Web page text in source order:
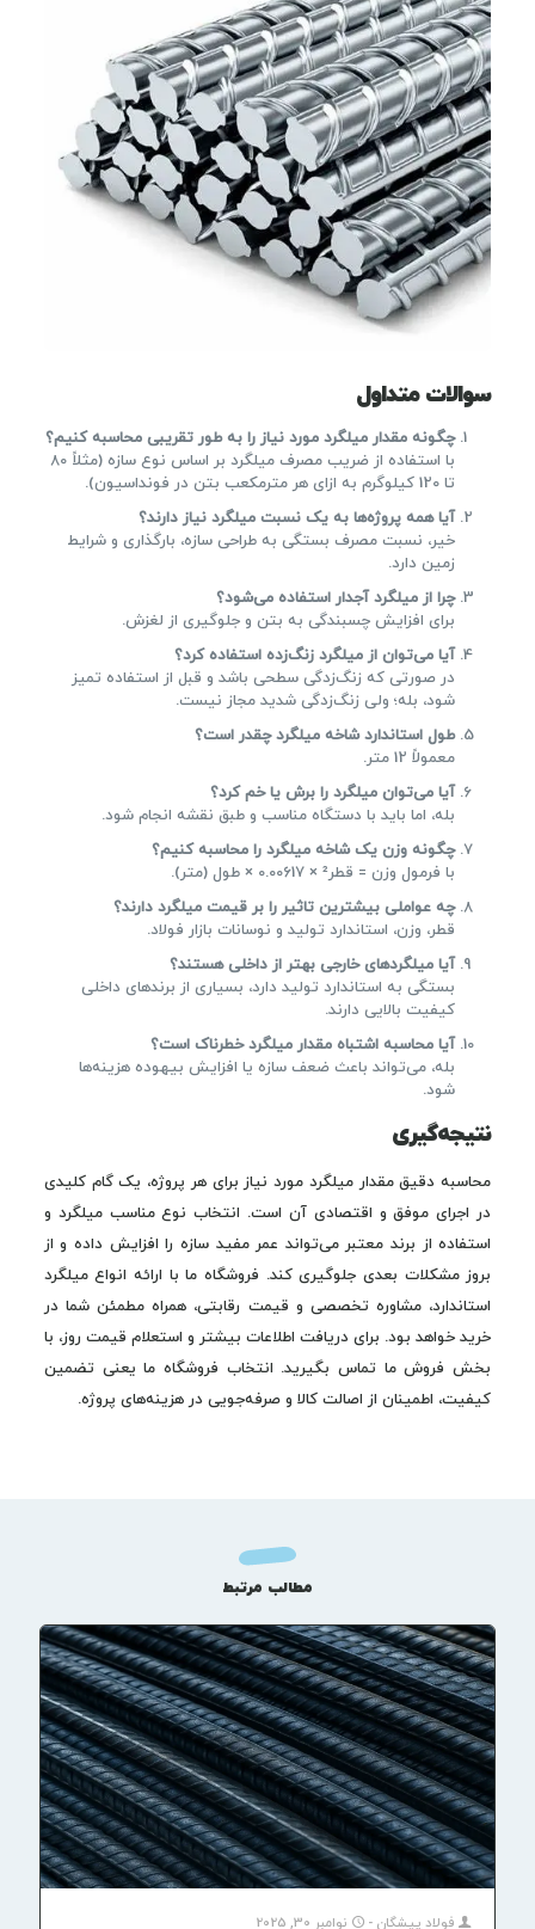
سوالات متداول
چگونه مقدار میلگرد مورد نیاز را به طور تقریبی محاسبه کنیم؟
با استفاده از ضریب مصرف میلگرد بر اساس نوع سازه (مثلاً 80
تا 120 کیلوگرم به ازای هر مترمکعب بتن در فونداسیون).
آیا همه پروژه‌ها به یک نسبت میلگرد نیاز دارند؟
خیر، نسبت مصرف بستگی به طراحی سازه، بارگذاری و شرایط
زمین دارد.
چرا از میلگرد آجدار استفاده می‌شود؟
برای افزایش چسبندگی به بتن و جلوگیری از لغزش.
آیا می‌توان از میلگرد زنگ‌زده استفاده کرد؟
در صورتی که زنگ‌زدگی سطحی باشد و قبل از استفاده تمیز
شود، بله؛ ولی زنگ‌زدگی شدید مجاز نیست.
طول استاندارد شاخه میلگرد چقدر است؟
معمولاً 12 متر.
آیا می‌توان میلگرد را برش یا خم کرد؟
بله، اما باید با دستگاه مناسب و طبق نقشه انجام شود.
چگونه وزن یک شاخه میلگرد را محاسبه کنیم؟
با فرمول وزن = قطر² × 0.00617 × طول (متر).
چه عواملی بیشترین تاثیر را بر قیمت میلگرد دارند؟
قطر، وزن، استاندارد تولید و نوسانات بازار فولاد.
آیا میلگردهای خارجی بهتر از داخلی هستند؟
بستگی به استاندارد تولید دارد، بسیاری از برندهای داخلی
کیفیت بالایی دارند.
آیا محاسبه اشتباه مقدار میلگرد خطرناک است؟
بله، می‌تواند باعث ضعف سازه یا افزایش بیهوده هزینه‌ها
شود.
نتیجه‌گیری
محاسبه دقیق مقدار میلگرد مورد نیاز برای هر پروژه، یک گام کلیدی
در اجرای موفق و اقتصادی آن است. انتخاب نوع مناسب میلگرد و
استفاده از برند معتبر می‌تواند عمر مفید سازه را افزایش داده و از
بروز مشکلات بعدی جلوگیری کند. فروشگاه ما با ارائه انواع میلگرد
استاندارد، مشاوره تخصصی و قیمت رقابتی، همراه مطمئن شما در
خرید خواهد بود. برای دریافت اطلاعات بیشتر و استعلام قیمت روز، با
بخش فروش ما تماس بگیرید. انتخاب فروشگاه ما یعنی تضمین
کیفیت، اطمینان از اصالت کالا و صرفه‌جویی در هزینه‌های پروژه.
مطالب مرتبط
فولاد پیشگان - نوامبر 30, 2025